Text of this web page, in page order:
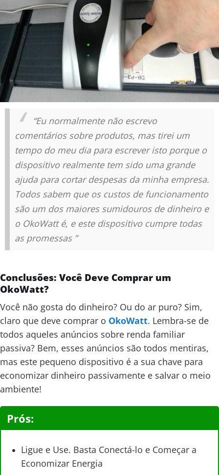
“Eu normalmente não escrevo
comentários sobre produtos, mas tirei um
tempo do meu dia para escrever isto porque o
dispositivo realmente tem sido uma grande
ajuda para cortar despesas da minha empresa.
Todos sabem que os custos de funcionamento
são um dos maiores sumidouros de dinheiro e
o OkoWatt é, e este dispositivo cumpre todas
as promessas ”
Conclusões: Você Deve Comprar um
OkoWatt?
Você não gosta do dinheiro? Ou do ar puro? Sim,
claro que deve comprar o OkoWatt. Lembra-se de
todos aqueles anúncios sobre renda familiar
passiva? Bem, esses anúncios são todos mentiras,
mas este pequeno dispositivo é a sua chave para
economizar dinheiro passivamente e salvar o meio
ambiente!
Prós:
Ligue e Use. Basta Conectá-lo e Começar a
Economizar Energia